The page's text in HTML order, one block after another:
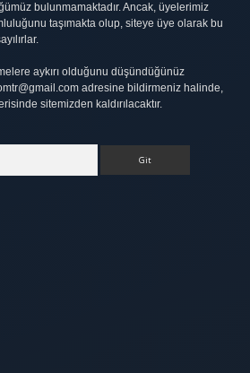
bulunmamaktadır. Ancak, üyelerimiz
taşımakta olup, siteye üye olarak bu
aykırı olduğunu düşündüğünüz
adresine bildirmeniz halinde,
sitemizden kaldırılacaktır.